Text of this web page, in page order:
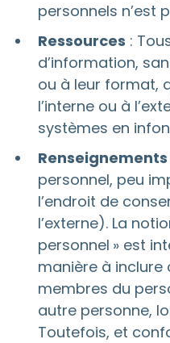
personnels n’est
Ressources :
d’information,
ou à leur format,
l’interne ou à
systèmes en
Renseignements
personnel, peu
l’endroit de
l’externe). La
personnel » est
manière à inclure
membres du
autre personne,
Toutefois, et